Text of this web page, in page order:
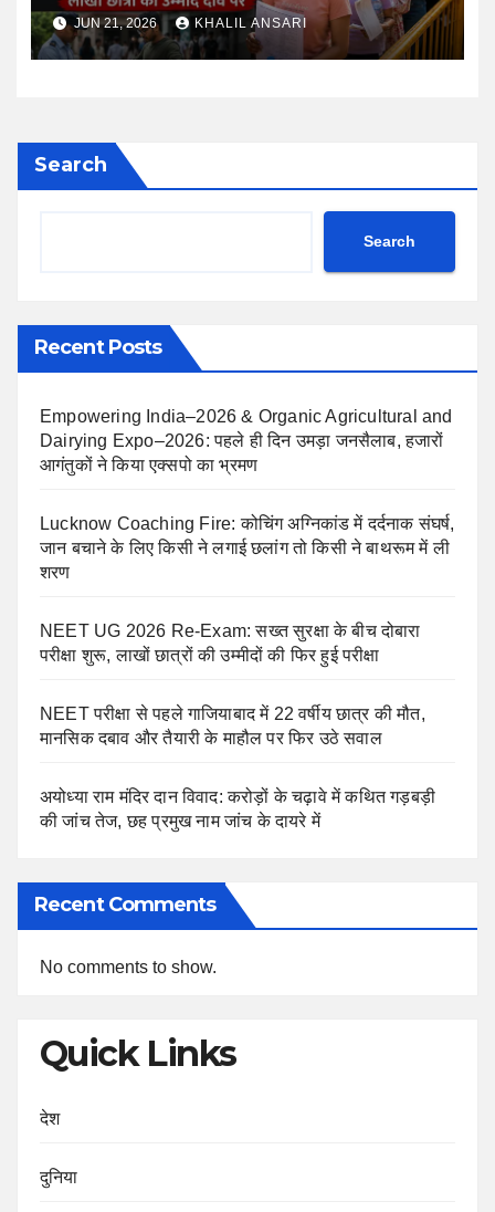
की उम्मीदों की फिर हुई परीक्षा
JUN 21, 2026 KHALIL ANSARI
Search
Search
Recent Posts
Empowering India–2026 & Organic Agricultural and
Dairying Expo–2026: पहले ही दिन उमड़ा जनसैलाब, हजारों
आगंतुकों ने किया एक्सपो का भ्रमण
Lucknow Coaching Fire: कोचिंग अग्निकांड में दर्दनाक संघर्ष,
जान बचाने के लिए किसी ने लगाई छलांग तो किसी ने बाथरूम में ली
शरण
NEET UG 2026 Re-Exam: सख्त सुरक्षा के बीच दोबारा
परीक्षा शुरू, लाखों छात्रों की उम्मीदों की फिर हुई परीक्षा
NEET परीक्षा से पहले गाजियाबाद में 22 वर्षीय छात्र की मौत,
मानसिक दबाव और तैयारी के माहौल पर फिर उठे सवाल
अयोध्या राम मंदिर दान विवाद: करोड़ों के चढ़ावे में कथित गड़बड़ी
की जांच तेज, छह प्रमुख नाम जांच के दायरे में
Recent Comments
No comments to show.
Quick Links
देश
दुनिया